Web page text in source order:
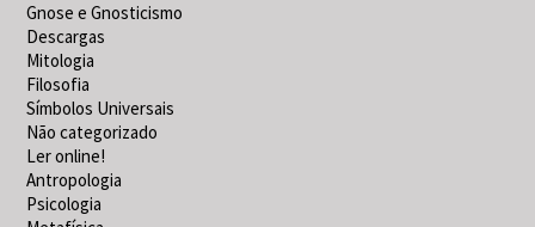
Gnose e Gnosticismo
Descargas
Mitologia
Filosofia
Símbolos Universais
Não categorizado
Ler online!
Antropologia
Psicologia